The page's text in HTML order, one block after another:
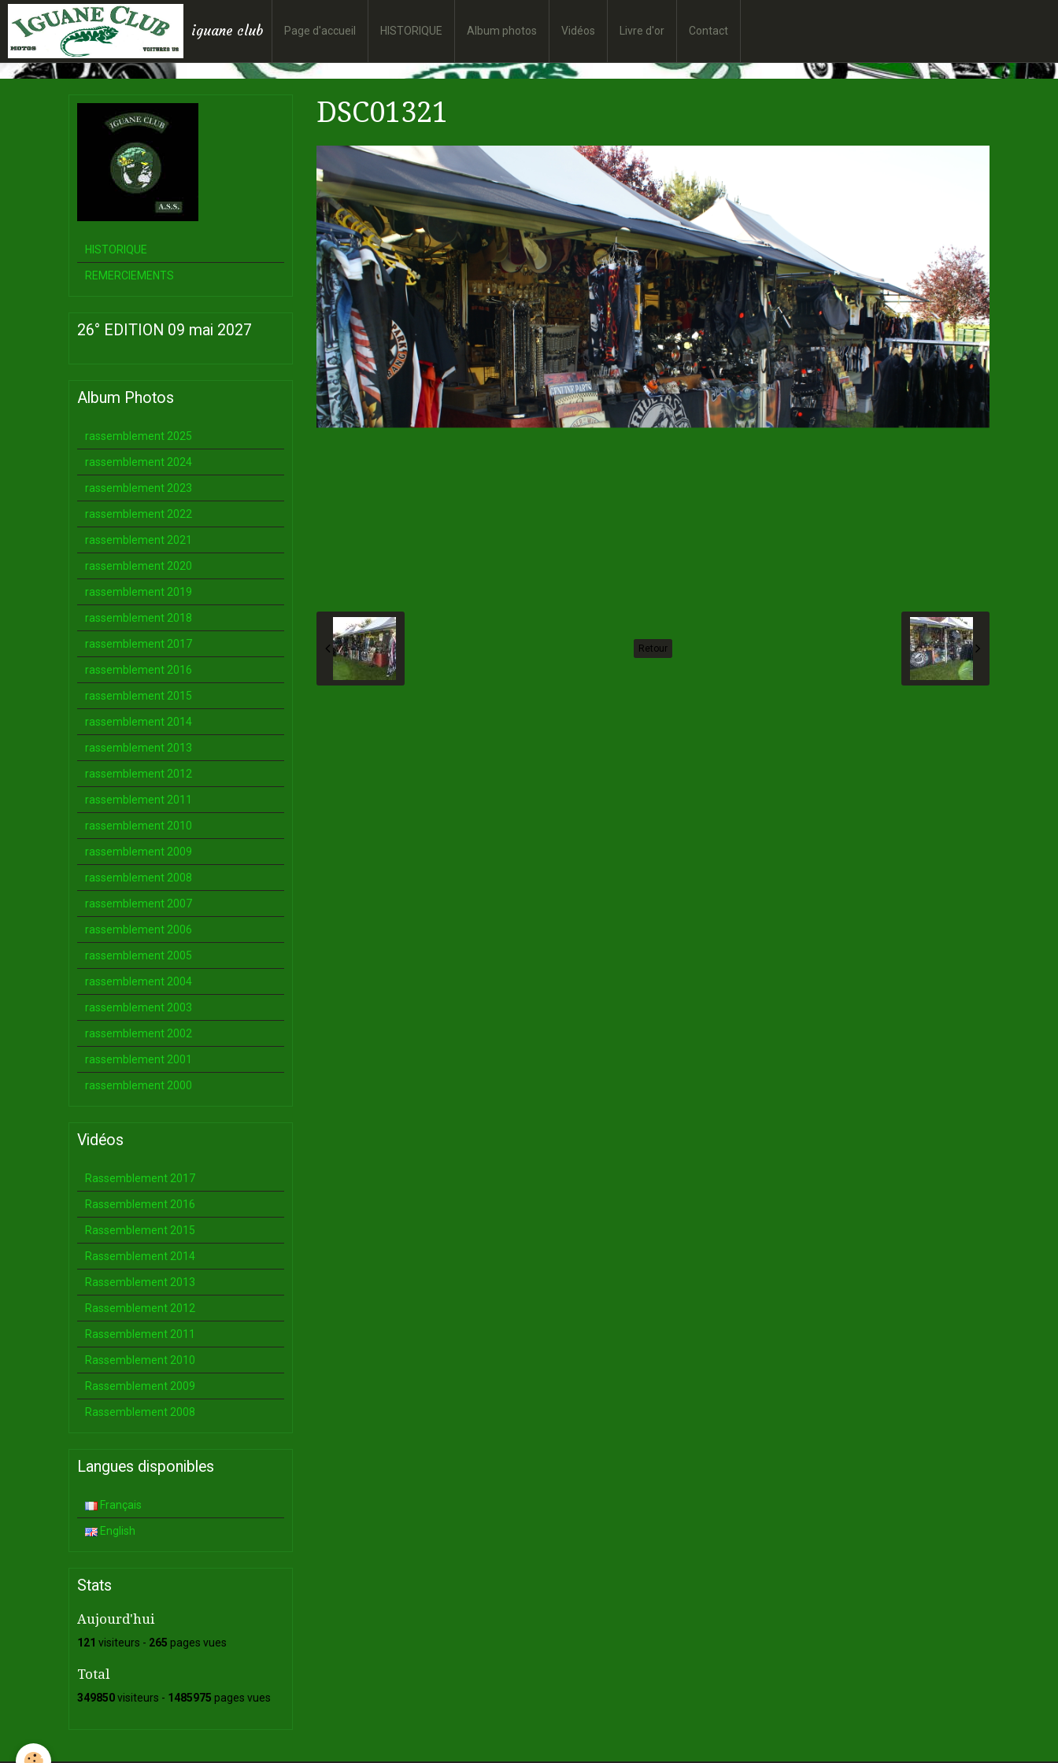
iguane club Page d'accueil HISTORIQUE Album photos Vidéos Livre d'or Contact
DSC01321
Retour
HISTORIQUE
REMERCIEMENTS
26° EDITION 09 mai 2027
Album Photos
rassemblement 2025
rassemblement 2024
rassemblement 2023
rassemblement 2022
rassemblement 2021
rassemblement 2020
rassemblement 2019
rassemblement 2018
rassemblement 2017
rassemblement 2016
rassemblement 2015
rassemblement 2014
rassemblement 2013
rassemblement 2012
rassemblement 2011
rassemblement 2010
rassemblement 2009
rassemblement 2008
rassemblement 2007
rassemblement 2006
rassemblement 2005
rassemblement 2004
rassemblement 2003
rassemblement 2002
rassemblement 2001
rassemblement 2000
Vidéos
Rassemblement 2017
Rassemblement 2016
Rassemblement 2015
Rassemblement 2014
Rassemblement 2013
Rassemblement 2012
Rassemblement 2011
Rassemblement 2010
Rassemblement 2009
Rassemblement 2008
Langues disponibles
Français
English
Stats
Aujourd'hui
121 visiteurs - 265 pages vues
Total
349850visiteurs - 1485975 pages vues